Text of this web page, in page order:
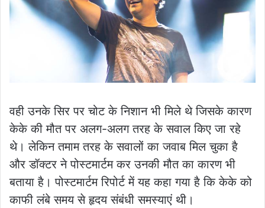
वही उनके सिर पर चोट के निशान भी मिले थे जिसके कारण
केके की मौत पर अलग-अलग तरह के सवाल किए जा रहे
थे। लेकिन तमाम तरह के सवालों का जवाब मिल चुका है
और डॉक्टर ने पोस्टमार्टम कर उनकी मौत का कारण भी
बताया है। पोस्टमार्टम रिपोर्ट में यह कहा गया है कि केके को
काफी लंबे समय से हृदय संबंधी समस्याएं थी।